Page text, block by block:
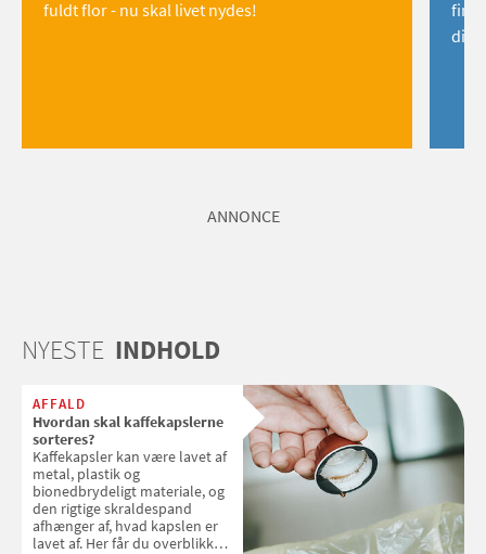
fuldt flor - nu skal livet nydes!
find
dig!
ANNONCE
NYESTE INDHOLD
AFFALD
Hvordan skal kaffekapslerne
sorteres?
Kaffekapsler kan være lavet af
metal, plastik og
bionedbrydeligt materiale, og
den rigtige skraldespand
afhænger af, hvad kapslen er
lavet af. Her får du overblikket